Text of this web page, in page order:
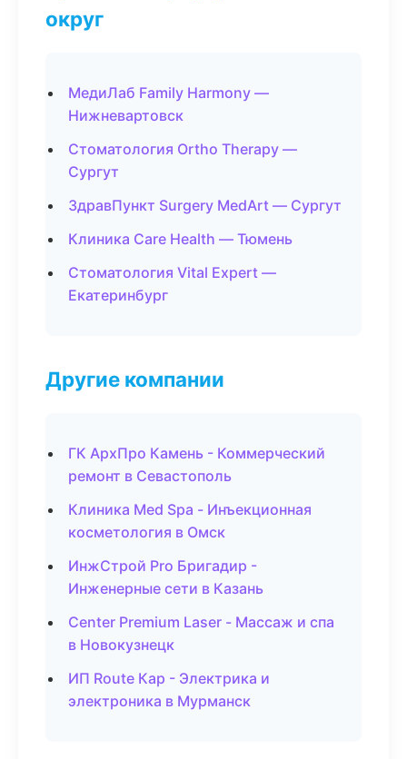
округ
МедиЛаб Family Harmony —
Нижневартовск
Стоматология Ortho Therapy —
Сургут
ЗдравПункт Surgery MedArt — Сургут
Клиника Care Health — Тюмень
Стоматология Vital Expert —
Екатеринбург
Другие компании
ГК АрхПро Камень - Коммерческий
ремонт в Севастополь
Клиника Med Spa - Инъекционная
косметология в Омск
ИнжСтрой Pro Бригадир -
Инженерные сети в Казань
Center Premium Laser - Массаж и спа
в Новокузнецк
ИП Route Кар - Электрика и
электроника в Мурманск